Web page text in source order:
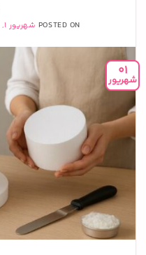
POSTED ON شهریور 1, 1404
01
شهریور